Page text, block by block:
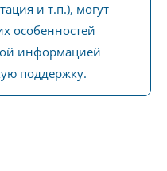
и т.п.), могут
особенностей
информацией
поддержку.